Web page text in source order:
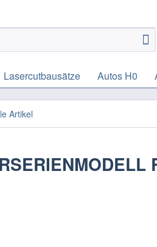
Lasercutbausätze Autos H0
Artikel